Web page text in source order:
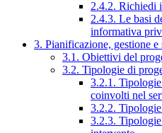
2.4.2. Richiedi
2.4.3. Le basi
informativa
3. Pianificazione, gestione e
3.1. Obiettivi del
3.2. Tipologie di
3.2.1.
coinvolti nel
3.2.2.
3.2.3.